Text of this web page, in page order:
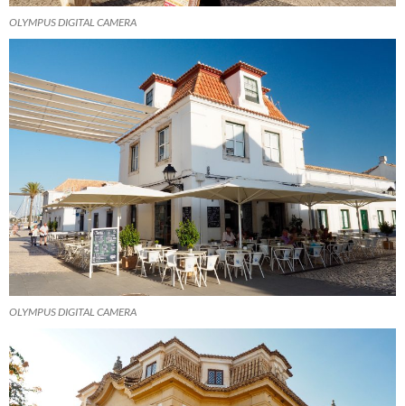
OLYMPUS DIGITAL CAMERA
OLYMPUS DIGITAL CAMERA